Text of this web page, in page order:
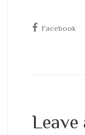
Facebook
Leave